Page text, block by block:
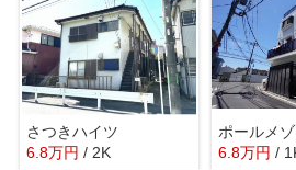
さつきハイツ
6.8万円 / 2K
ポールメ
6.8万円 /